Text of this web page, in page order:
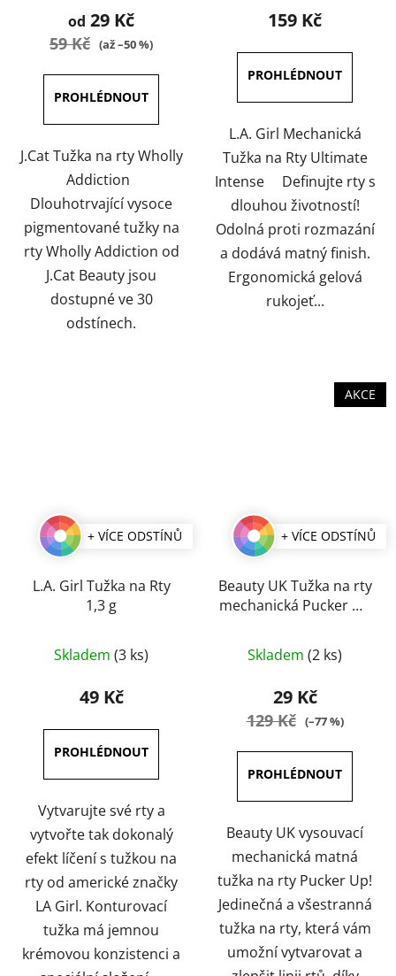
produktu
5
hvězdiček.
od 29 Kč
59 Kč (až –50 %)
J.Cat Tužka na rty Wholly
Addiction
Dlouhotrvající vysoce
pigmentované tužky na
rty Wholly Addiction od
J.Cat Beauty jsou
dostupné ve 30
odstínech.
produktu
5,0
z
5
hvězdiček.
159 Kč
L.A. Girl Mechanická
Tužka na Rty Ultimate
Intense Definujte rty s
dlouhou životností!
Odolná proti rozmazání
a dodává matný finish.
Ergonomická gelová
rukojeť...
+ VÍCE ODSTÍNŮ
L.A. Girl Tužka na Rty
1,3 g
hodnocení
produktu
5,0
z
5
hvězdiček.
Skladem (3 ks)
49 Kč
Vytvarujte své rty a
vytvořte tak dokonalý
efekt líčení s tužkou na
rty od americké značky
LA Girl. Konturovací
tužka má jemnou
krémovou konzistenci a
AKCE
+ VÍCE ODSTÍNŮ
Beauty UK Tužka na rty
mechanická Pucker Up
hodnocení
produktu
je
5
hvězdiček.
Skladem (2 ks)
29 Kč
129 Kč (–77 %)
Beauty UK vysouvací
mechanická matná
tužka na rty Pucker Up!
Jedinečná a všestranná
tužka na rty, která vám
umožní vytvarovat a